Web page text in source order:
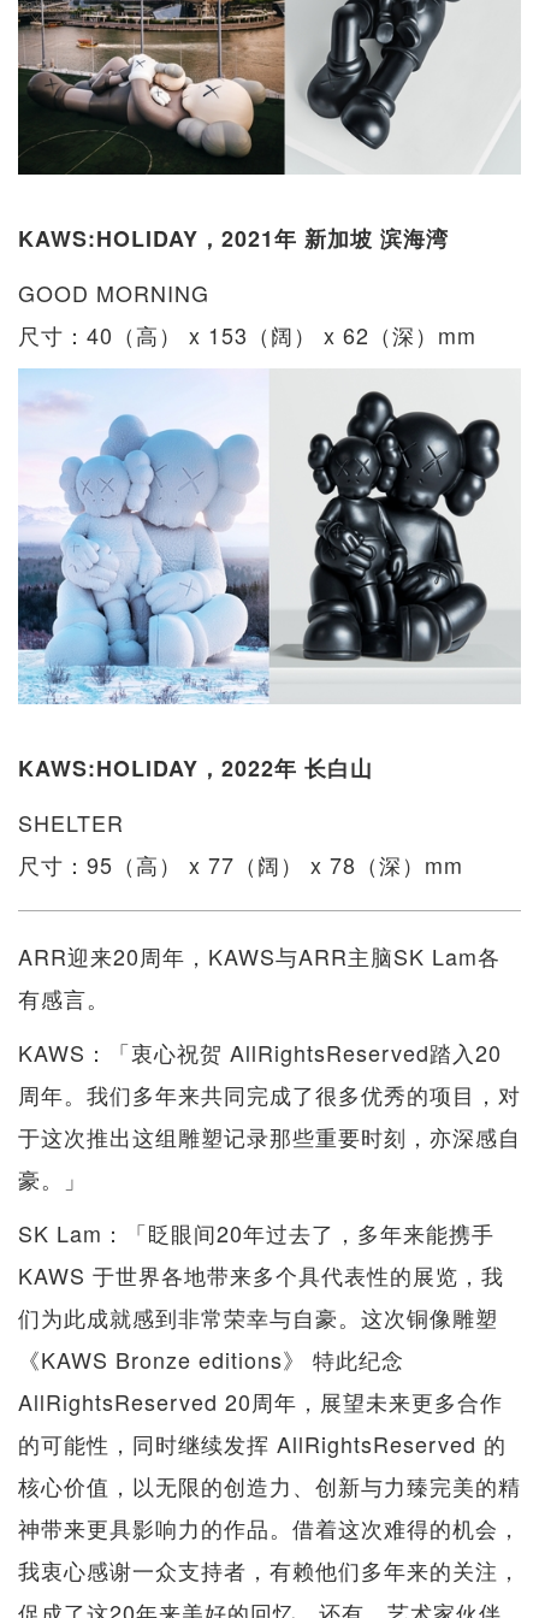
KAWS:HOLIDAY，2021年 新加坡 滨海湾
GOOD MORNING
尺寸：40（高） x 153（阔） x 62（深）mm
KAWS:HOLIDAY，2022年 长白山
SHELTER
尺寸：95（高） x 77（阔） x 78（深）mm
ARR迎来20周年，KAWS与ARR主脑SK Lam各
有感言。
KAWS：「衷心祝贺 AllRightsReserved踏入20
周年。我们多年来共同完成了很多优秀的项目，对
于这次推出这组雕塑记录那些重要时刻，亦深感自
豪。」
SK Lam：「眨眼间20年过去了，多年来能携手
KAWS 于世界各地带来多个具代表性的展览，我
们为此成就感到非常荣幸与自豪。这次铜像雕塑
《KAWS Bronze editions》 特此纪念
AllRightsReserved 20周年，展望未来更多合作
的可能性，同时继续发挥 AllRightsReserved 的
核心价值，以无限的创造力、创新与力臻完美的精
神带来更具影响力的作品。借着这次难得的机会，
我衷心感谢一众支持者，有赖他们多年来的关注，
促成了这20年来美好的回忆。还有，艺术家伙伴